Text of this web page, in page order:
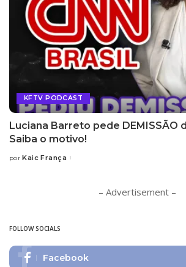
KFTV PODCAST
Luciana Barreto pede DEMISSÃO
Saiba o motivo!
Posted
por Kaic França
– Advertisement –
FOLLOW SOCIALS
Facebook